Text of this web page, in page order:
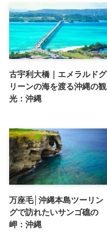
古宇利大橋｜エメラルドグ
リーンの海を渡る沖縄の観
光：沖縄
万座毛│沖縄本島ツーリン
グで訪れたいサンゴ礁の
岬：沖縄